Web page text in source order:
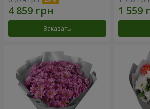
Заказать